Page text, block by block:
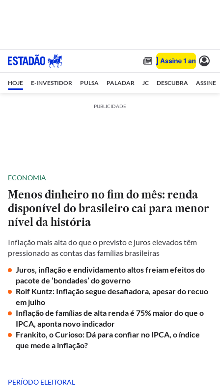
HOJE E-INVESTIDOR PULSA PALADAR JC DESCUBRA ASSINE
PUBLICIDADE
ECONOMIA
Menos dinheiro no fim do mês: renda
disponível do brasileiro cai para menor
nível da história
Inflação mais alta do que o previsto e juros elevados têm
pressionado as contas das famílias brasileiras
Juros, inflação e endividamento altos freiam efeitos do
pacote de ‘bondades’ do governo
Rolf Kuntz: Inflação segue desafiadora, apesar do recuo
em julho
Inflação de famílias de alta renda é 75% maior do que o
IPCA, aponta novo indicador
Frankito, o Curioso: Dá para confiar no IPCA, o índice
que mede a inflação?
PERÍODO ELEITORAL